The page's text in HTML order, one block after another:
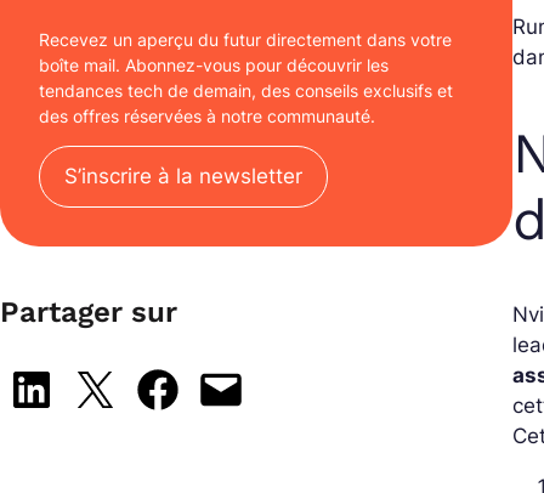
Recevez un aperçu du futur directement dans votre
boîte mail. Abonnez-vous pour découvrir les
tendances tech de demain, des conseils exclusifs et
des offres réservées à notre communauté.
S’inscrire à la newsletter
Partager sur
Share on LinkedIn
Share on X Share on Facebook
Email this Page